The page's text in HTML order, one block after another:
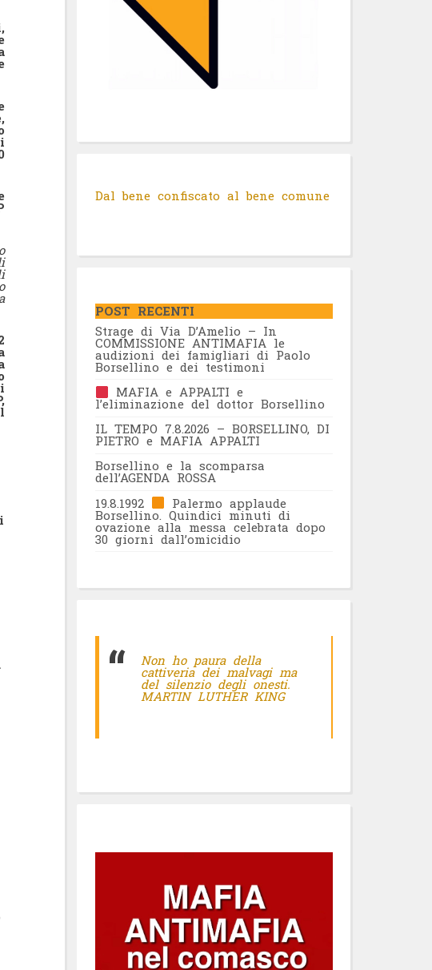
Dal bene confiscato al bene comune
POST RECENTI
Strage di Via D’Amelio – In
COMMISSIONE ANTIMAFIA le
audizioni dei famigliari di Paolo
Borsellino e dei testimoni
MAFIA e APPALTI e
l’eliminazione del dottor Borsellino
IL TEMPO 7.8.2026 – BORSELLINO, DI
PIETRO e MAFIA APPALTI
Borsellino e la scomparsa
dell’AGENDA ROSSA
19.8.1992
Palermo applaude
Borsellino. Quindici minuti di
ovazione alla messa celebrata dopo
30 giorni dall’omicidio
Non ho paura della
cattiveria dei malvagi ma
del silenzio degli onesti.
MARTIN LUTHER KING